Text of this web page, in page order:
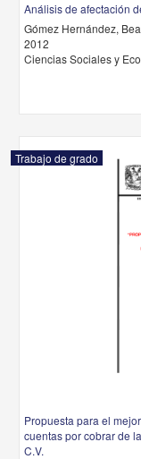
Análisis de afectación
Gómez Hernández,
2012
Ciencias Sociales y
Trabajo de grado
Propuesta para el
cuentas por cobrar de
C.V.